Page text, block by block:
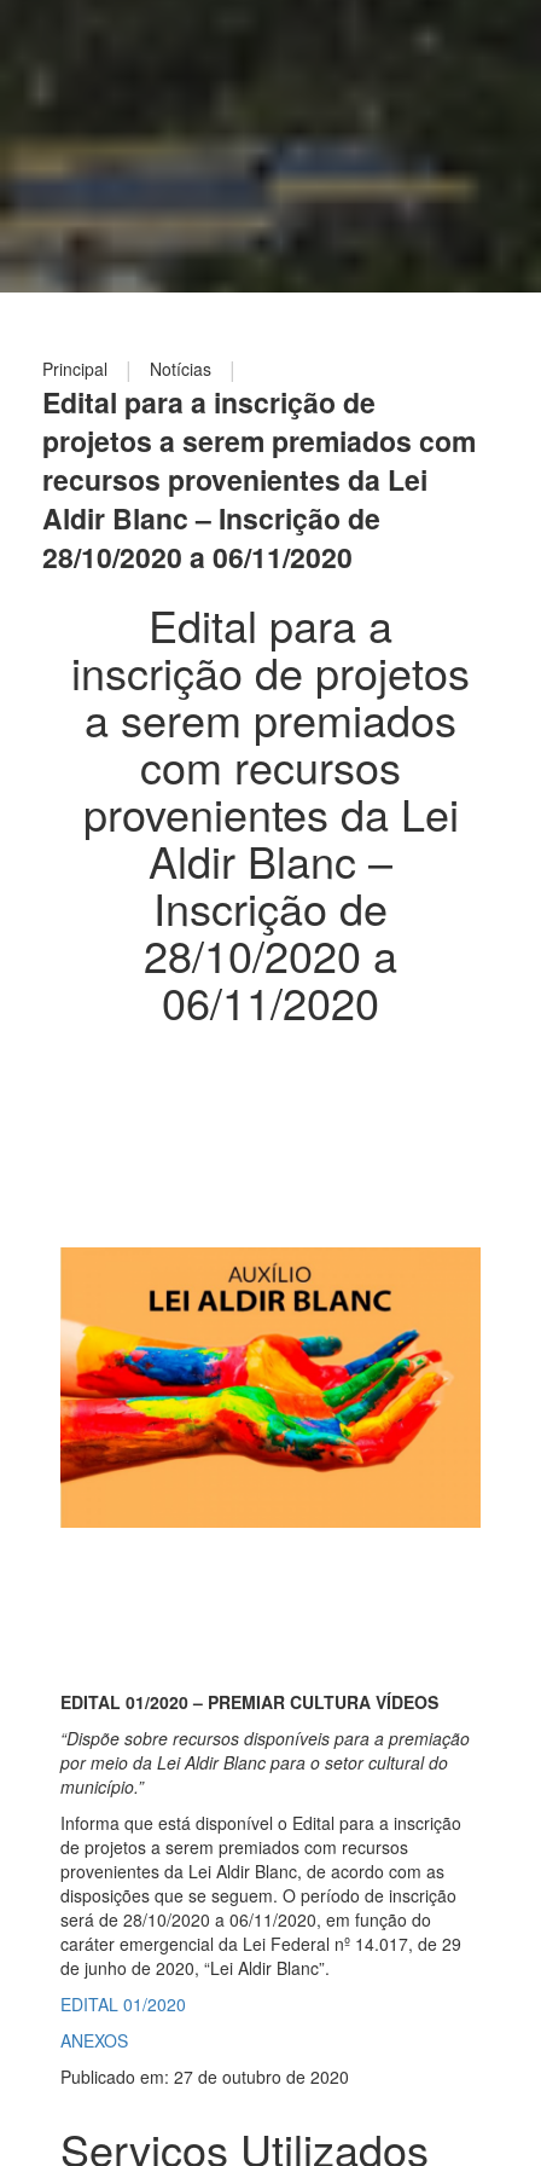
Principal | Notícias |
Edital para a inscrição de
projetos a serem premiados com
recursos provenientes da Lei
Aldir Blanc – Inscrição de
28/10/2020 a 06/11/2020
Edital para a
inscrição de projetos
a serem premiados
com recursos
provenientes da Lei
Aldir Blanc –
Inscrição de
28/10/2020 a
06/11/2020
EDITAL 01/2020 – PREMIAR CULTURA VÍDEOS
“Dispõe sobre recursos disponíveis para a premiação
por meio da Lei Aldir Blanc para o setorcultural do
município.”
Informa que está disponível o Edital para a inscrição
de projetos a serem premiados com recursos
provenientes da Lei Aldir Blanc, de acordo com as
disposições que se seguem. O período de inscrição
será de 28/10/2020 a 06/11/2020, em função do
caráter emergencial da Lei Federal nº 14.017, de 29
de junho de 2020, “Lei Aldir Blanc”.
EDITAL 01/2020
ANEXOS
Publicado em: 27 de outubro de 2020
Serviços Utilizados